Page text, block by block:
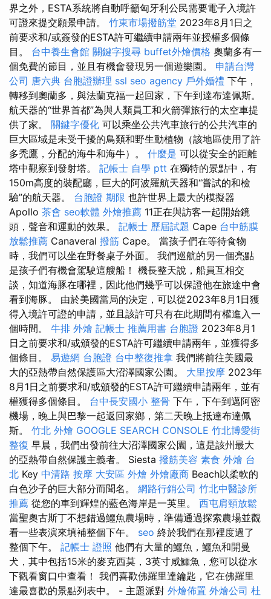
界之外，ESTA系統將自動呼籲匈牙利公民需要電子入境許
可證來提交願景申請。 竹東市場撥筋堂 2023年8月1日之
前要求和/或簽發的ESTA許可繼續申請兩年並授權多個條
目。 台中養生會館 關鍵字搜尋 buffet外燴價格 奧蘭多有一
個免費的節目，並且有機會發現另一個遊樂園。 申請台灣
公司 唐六典 台胞證辦理 ssl seo agency 戶外婚禮 下午，
轉移到奧蘭多，與法蘭克福一起回家，下午到達布達佩斯。
航天器的“世界首都”為與人類員工和火箭彈旅行的太空車提
供了家。 關鍵字優化 可以乘坐公共汽車旅行的公共汽車的
巨大區域是未受干擾的鳥類和野生動植物（該地區使用了許
多禿鷹，分配的海牛和海牛）。 什麼是 可以從安全的距離
塔中觀察到發射塔。 記帳士 自學 ptt 在獨特的景點中，有
150m高度的裝配廳，巨大的阿波羅航天器和“嘗試的和檢
驗”的航天器。 台胞證 期限 也許世界上最大的模擬器
Apollo 茶會 seo軟體 外燴推薦 11正在與訪客一起開始鏡
頭，聲音和運動的效果。 記帳士 歷屆試題 Cape 台中筋膜
放鬆推薦 Canaveral 撥筋 Cape。 當孩子們在等待食物
時，我們可以坐在野餐桌子外面。 我們巡航的另一個亮點
是孩子們有機會駕駛這艘船！ 機長整天說，船員互相交
談，知道海豚在哪裡，因此他們幾乎可以保證他在旅途中會
看到海豚。 由於美國當局的決定，可以從2023年8月1日獲
得入境許可證的申請，並且該許可只有在此期間有權進入一
個時間。 牛排 外燴 記帳士 推薦用書 台胞證 2023年8月1
日之前要求和/或頒發的ESTA許可繼續申請兩年，並獲得多
個條目。 易遊網 台胞證 台中整復推拿 我們將前往美國最
大的亞熱帶自然保護區大沼澤國家公園。 大里按摩 2023年
8月1日之前要求和/或頒發的ESTA許可繼續申請兩年，並有
權獲得多個條目。 台中長安國小 整骨 下午，下午到邁阿密
機場，晚上與巴黎一起返回家鄉，第二天晚上抵達布達佩
斯。 竹北 外燴 GOOGLE SEARCH CONSOLE 竹北博愛街
整復 早晨，我們出發前往大沼澤國家公園，這是該州最大
的亞熱帶自然保護主義者。 Siesta 撥筋美容 素食 外燴 台
北 Key 中清路 按摩 大安區 外燴 外燴廠商 Beach以柔軟的
白色沙子的巨大部分而聞名。 網路行銷公司 竹北中醫診所
推薦 從您的車到輝煌的藍色海岸是一英里。 西屯肩頸放鬆
當聖奧古斯丁不想錯過鱷魚農場時，準備通過探索農場並觀
看一些表演來填補整個下午。 seo 終於我們在那裡度過了
整個下午。 記帳士 證照 他們有大量的鱷魚，鱷魚和開曼
犬，其中包括15米的麥克西莫，3英寸咸鱷魚，您可以從水
下觀看窗口中查看！ 我們喜歡佛羅里達鑰匙，它在佛羅里
達最喜歡的景點列表中。 - 主題派對 外燴佈置 外燴公司 杜